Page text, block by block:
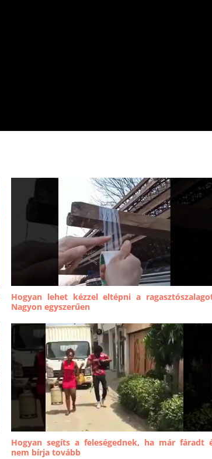
Hogyan lehet kézzel eltépni a
Nagyon egyszerűen
Hogyan segíts a feleségednek, ha már fáradt
nem bírja tovább